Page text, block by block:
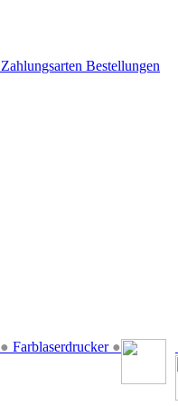
Zahlungsarten Bestellungen
● Farblaserdrucker ●